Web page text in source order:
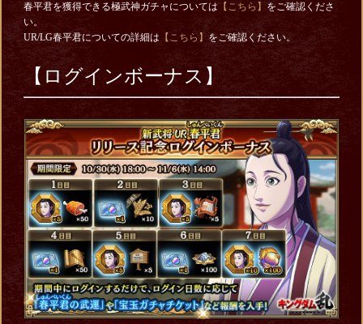
春平君を獲得できる極武神ガチャについては 【こちら】 をご確認くださ
い。
UR/LG春平君についての詳細は 【こちら】 をご確認ください。
【ログインボーナス】